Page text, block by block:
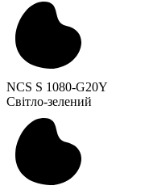
NCS S 1080-G20Y
Світло-зелений